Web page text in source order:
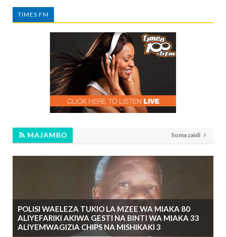
TIMES FM
MAJAMBO Soma zaidi
POLISI WAELEZA TUKIO LA MZEE WA MIAKA 80
ALIYEFARIKI AKIWA GESTI NA BINTI WA MIAKA 33
ALIYEMWAGIZIA CHIPS NA MISHIKAKI 3